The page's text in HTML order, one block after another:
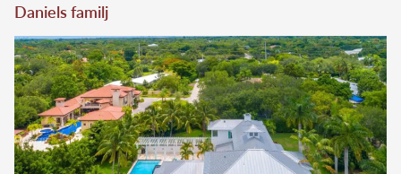
Daniels familj